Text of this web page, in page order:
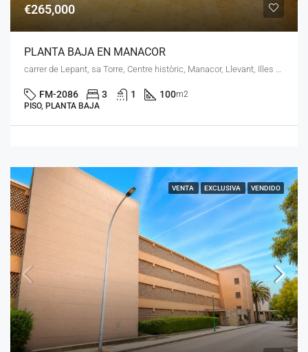
€265,000
PLANTA BAJA EN MANACOR
FM-2086 3 1 100m2
PISO, PLANTA BAJA
VENTA EXCLUSIVA VENDIDO